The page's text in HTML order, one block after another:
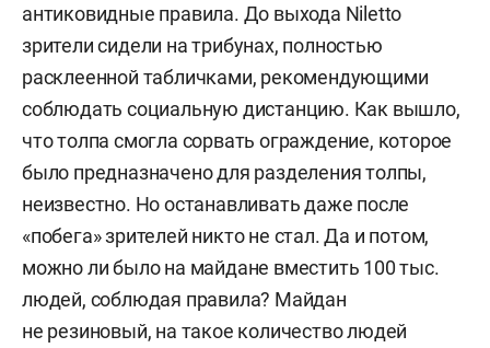
антиковидные правила. До выхода Niletto
зрители сидели на трибунах, полностью
расклеенной табличками, рекомендующими
соблюдать социальную дистанцию. Как вышло,
что толпа смогла сорвать ограждение, которое
было предназначено для разделения толпы,
неизвестно. Но останавливать даже после
«побега» зрителей никто не стал. Да и потом,
можно ли было на майдане вместить 100 тыс.
людей, соблюдая правила? Майдан
не резиновый, на такое количество людей